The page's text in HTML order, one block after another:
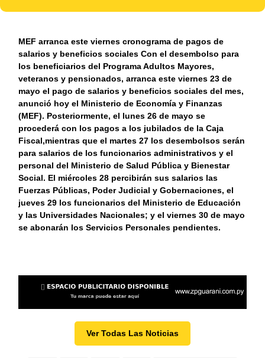
MEF arranca este viernes cronograma de pagos de
salarios y beneficios sociales Con el desembolso para
los beneficiarios del Programa Adultos Mayores,
veteranos y pensionados, arranca este viernes 23 de
mayo el pago de salarios y beneficios sociales del mes,
anunció hoy el Ministerio de Economía y Finanzas
(MEF). Posteriormente, el lunes 26 de mayo se
procederá con los pagos a los jubilados de la Caja
Fiscal,mientras que el martes 27 los desembolsos serán
para salarios de los funcionarios administrativos y el
personal del Ministerio de Salud Pública y Bienestar
Social. El miércoles 28 percibirán sus salarios las
Fuerzas Públicas, Poder Judicial y Gobernaciones, el
jueves 29 los funcionarios del Ministerio de Educación
y las Universidades Nacionales; y el viernes 30 de mayo
se abonarán los Servicios Personales pendientes.
Ver Todas Las Noticias